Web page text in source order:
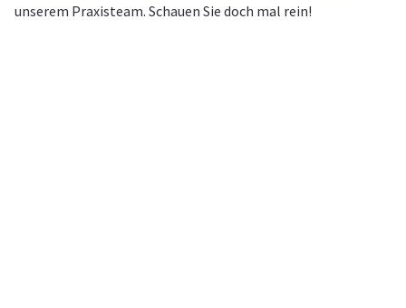
unserem Praxisteam. Schauen Sie doch mal rein!